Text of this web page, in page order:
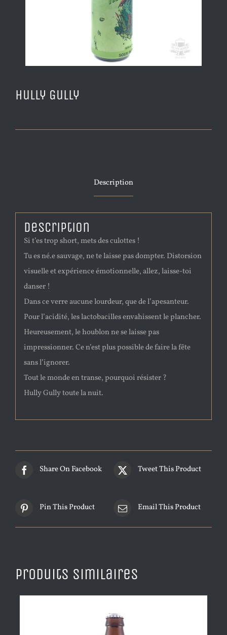
Hully Gully
Description
Description
Si t’es trop short, mets des culottes !
Tu es né.e sauvage, ne te laisse pas dompter. Distorsion
visuelle et expérience émotionnelle, allez, laisse-toi
danser !
Dans ce verre aucune lourdeur, que de l’apesanteur.
Pour l’acidité, les lactobacilles envahissent le plancher.
Heureusement, le houblon ne se laisse pas
impressionner. Ce n’est plus possible de faire la fête
sans l’ignorer.
Tout le monde en transe, pourquoi résister ?
Hully Gully toute la nuit.
Share On Facebook Tweet This Product
Pin This Product Email This Product
Produits similaires